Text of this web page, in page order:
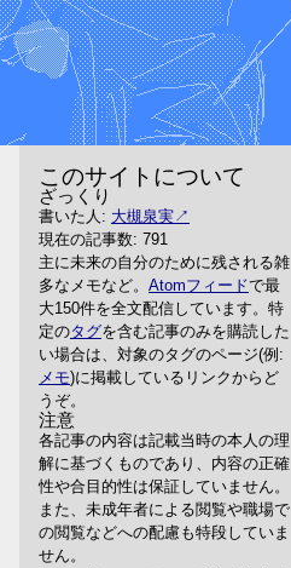
このサイトについて
ざっくり
書いた人: 大槻泉実
現在の記事数: 791
主に未来の自分のために残される雑
多なメモなど。 Atomフィードで最
大150件を全文配信しています。特
定のタグを含む記事のみを購読した
い場合は、対象のタグのページ(例:
メモ)に掲載しているリンクからど
うぞ。
注意
各記事の内容は記載当時の本人の理
解に基づくものであり、内容の正確
性や合目的性は保証していません。
また、未成年者による閲覧や職場で
の閲覧などへの配慮も特段していま
せん。